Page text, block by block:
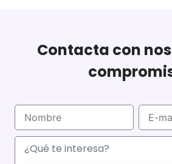
Contacta con
¿Qué te interesa?